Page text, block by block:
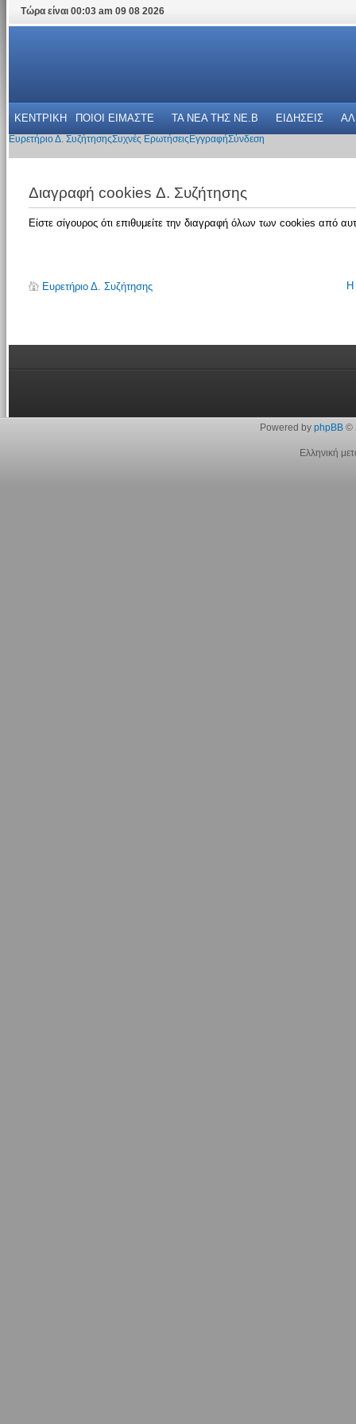
Τώρα είναι 00:03 am 09 08 2026
ΚΕΝΤΡΙΚΗ ΠΟΙΟΙ ΕΙΜΑΣΤΕ ΤΑ ΝΕΑ THΣ NE.B ΕΙΔΗΣΕΙΣ
Ευρετήριο Δ. ΣυζήτησηςΣυχνές Ερωτήσεις ΕγγραφήΣύνδεση
Διαγραφή cookies Δ. Συζήτησης
Είστε σίγουρος ότι επιθυμείτε την διαγραφή όλων των cookies από
Ευρετήριο Δ. Συζήτησης Η
Powered by phpBB©
Ελληνική